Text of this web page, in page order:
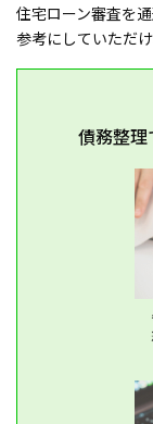
住宅ローン審査を
参考にしていただけ
債務整理